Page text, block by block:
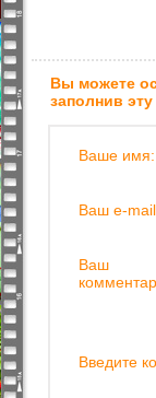
Вы можете
заполнив
Ваше имя:
Ваш e-
Ваш
Введите